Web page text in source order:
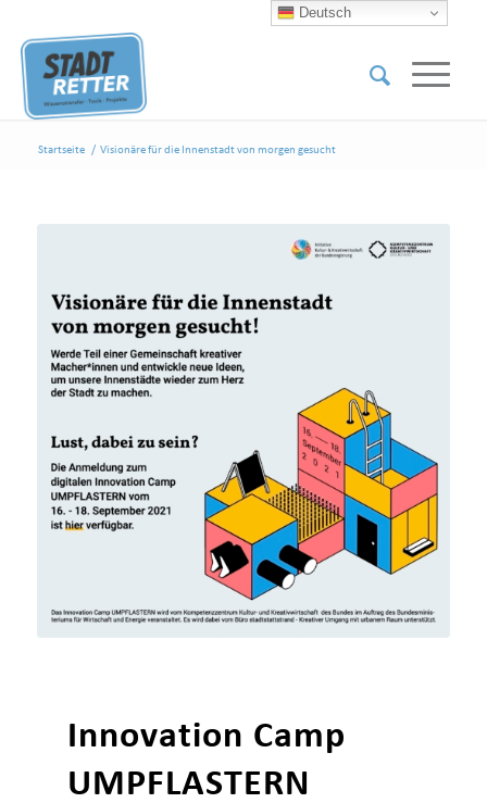
Startseite / Visionäre für die Innenstadt von morgen gesucht
Innovation Camp
UMPFLASTERN
Deutsch